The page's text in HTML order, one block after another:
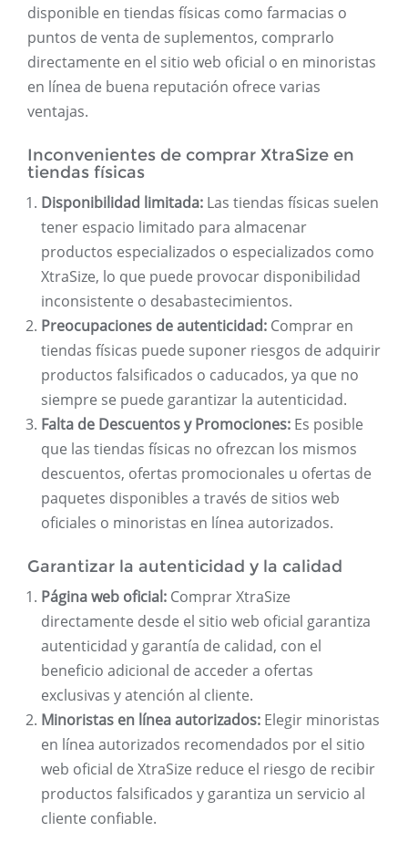
disponible en tiendas físicas como farmacias o
puntos de venta de suplementos, comprarlo
directamente en el sitio web oficial o en minoristas
en línea de buena reputación ofrece varias
ventajas.
Inconvenientes de comprar XtraSize en
tiendas físicas
Disponibilidad limitada: Las tiendas físicas suelen
tener espacio limitado para almacenar
productos especializados o especializados como
XtraSize, lo que puede provocar disponibilidad
inconsistente o desabastecimientos.
Preocupaciones de autenticidad: Comprar en
tiendas físicas puede suponer riesgos de adquirir
productos falsificados o caducados, ya que no
siempre se puede garantizar la autenticidad.
Falta de Descuentos y Promociones: Es posible
que las tiendas físicas no ofrezcan los mismos
descuentos, ofertas promocionales u ofertas de
paquetes disponibles a través de sitios web
oficiales o minoristas en línea autorizados.
Garantizar la autenticidad y la calidad
Página web oficial: Comprar XtraSize
directamente desde el sitio web oficial garantiza
autenticidad y garantía de calidad, con el
beneficio adicional de acceder a ofertas
exclusivas y atención al cliente.
Minoristas en línea autorizados: Elegir minoristas
en línea autorizados recomendados por el sitio
web oficial de XtraSize reduce el riesgo de recibir
productos falsificados y garantiza un servicio al
cliente confiable.